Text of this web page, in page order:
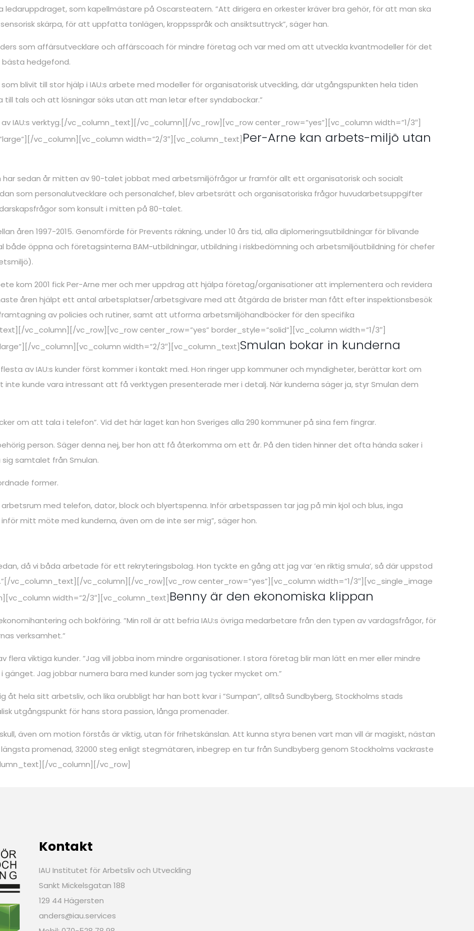
som kapellmästare på Oscarsteatern. ”Att dirigera en orkester kräver bra gehör, för att man ska
skärpa, för att uppfatta tonlägen, kroppsspråk och ansiktsuttryck”, säger han.
som affärsutvecklare och affärscoach för mindre företag och var med om att utveckla kvantmodeller för det
bästa hedgefond.
blivit till stor hjälp i IAU:s arbete med modeller för organisatorisk utveckling, där utgångspunkten hela tiden
tals och att lösningar söks utan att man letar efter syndabockar.”
IAU:s verktyg.[/vc_column_text][/vc_column][/vc_row][vc_row center_row=”yes”][vc_column width=”1/3″]
vc_column][vc_column width=”2/3″][vc_column_text] Per-Arne kan arbets-miljö utan
har sedan år mitten av 90-talet jobbat med arbetsmiljöfrågor ur framför allt ett organisatorisk och socialt
som personalutvecklare och personalchef, blev arbetsrätt och organisatoriska frågor huvudarbetsuppgifter
som konsult i mitten på 80-talet.
åren 1997-2015. Genomförde för Prevents räkning, under 10 års tid, alla diplomeringsutbildningar för blivande
öppna och företagsinterna BAM-utbildningar, utbildning i riskbedömning och arbetsmiljöutbildning för chefer
kom 2001 fick Per-Arne mer och mer uppdrag att hjälpa företag/organisationer att implementera och revidera
åren hjälpt ett antal arbetsplatser/arbetsgivare med att åtgärda de brister man fått efter inspektionsbesök
av policies och rutiner, samt att utforma arbetsmiljöhandböcker för den specifika
vc_column][/vc_row][vc_row center_row=”yes” border_style=”solid”][vc_column width=”1/3″]
vc_column][vc_column width=”2/3″][vc_column_text]Smulan bokar in kunderna
av IAU:s kunder först kommer i kontakt med. Hon ringer upp kommuner och myndigheter, berättar kort om
inte kunde vara intressant att få verktygen presenterade mer i detalj. När kunderna säger ja, styr Smulan dem
om att tala i telefon”. Vid det här laget kan hon Sveriges alla 290 kommuner på sina fem fingrar.
person. Säger denna nej, ber hon att få återkomma om ett år. På den tiden hinner det ofta hända saker i
samtalet från Smulan.
former.
med telefon, dator, block och blyertspenna. Inför arbetspassen tar jag på min kjol och blus, inga
mitt möte med kunderna, även om de inte ser mig”, säger hon.
då vi båda arbetade för ett rekryteringsbolag. Hon tyckte en gång att jag var ’en riktig smula’, så där uppstod
vc_column_text][/vc_column][/vc_row][vc_row center_row=”yes”][vc_column width=”1/3″][vc_single_image
width=”2/3″][vc_column_text] Benny är den ekonomiska klippan
och bokföring. ”Min roll är att befria IAU:s övriga medarbetare från den typen av vardagsfrågor, för
verksamhet.”
flera viktiga kunder. ”Jag vill jobba inom mindre organisationer. I stora företag blir man lätt en mer eller mindre
Jag jobbar numera bara med kunder som jag tycker mycket om.”
åt hela sitt arbetsliv, och lika orubbligt har han bott kvar i ”Sumpan”, alltså Sundbyberg, Stockholms stads
utgångspunkt för hans stora passion, långa promenader.
även om motion förstås är viktig, utan för frihetskänslan. Att kunna styra benen vart man vill är magiskt, nästan
promenad, 32000 steg enligt stegmätaren, inbegrep en tur från Sundbyberg genom Stockholms vackraste
vc_column][/vc_row]
Kontakt
IAU Institutet för Arbetsliv och Utveckling
Sankt Mickelsgatan 188
129 44 Hägersten
anders@iau.services